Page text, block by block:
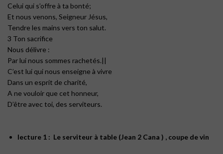
Celui qui s’offre à ta bonté;
Et nous venons, Seigneur Jésus,
Tendre les mains vers ton salut.
3 Ton sacrifice
Nous délivre :
Par lui nous sommes rachetés.||
C’est lui qui nous enseigne à vivre
Dans un esprit de charité,
A ne vouloir que cet honneur,
D’être avec toi, des serviteurs.
lecture 1 : Le serviteur à table (Jean 2 Cana ) , coupe de vin